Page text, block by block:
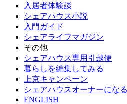
入居者体験談
シェアハウス小説
入門ガイド
シェアライフマガジン
その他
シェアハウス専用引越便
暮らしを編集してみる
上京キャンペーン
シェアハウスオーナーになる
ENGLISH